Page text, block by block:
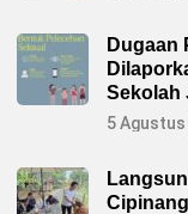
Dugaan
Sekolah
5